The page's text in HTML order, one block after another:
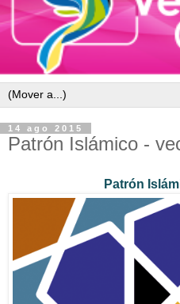
14 ago 2015
Patrón Islámico -
Patrón